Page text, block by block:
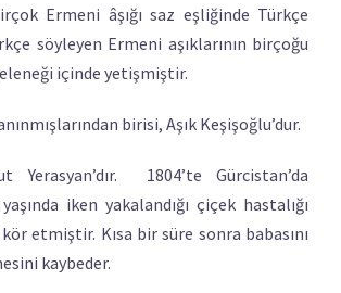
Ermeni âşığı saz eşliğinde Türkçe
söyleyen Ermeni aşıklarının birçoğu
içinde yetişmiştir.
birisi, Aşık Keşişoğlu’dur.
Yerasyan’dır. 1804’te Gürcistan’da
iken yakalandığı çiçek hastalığı
etmiştir. Kısa bir süre sonra babasını
kaybeder.